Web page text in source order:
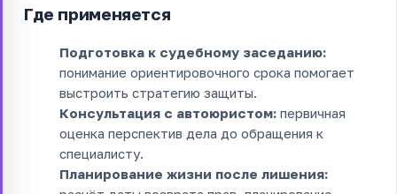
Где применяется
Подготовка к судебному заседанию:
понимание ориентировочного срока помогает
выстроить стратегию защиты.
Консультация с автоюристом: первичная
оценка перспектив дела до обращения к
специалисту.
Планирование жизни после лишения: